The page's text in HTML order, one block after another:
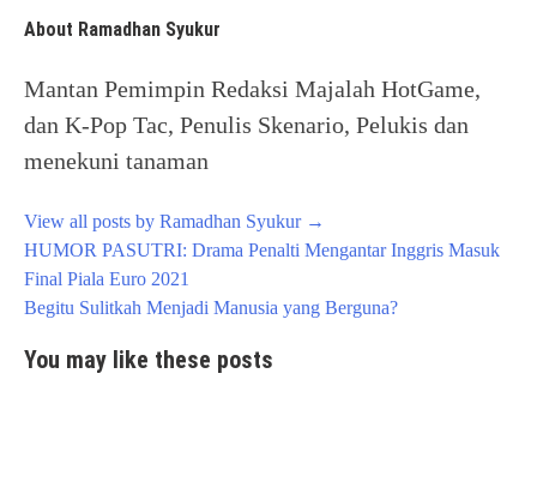
About Ramadhan Syukur
Mantan Pemimpin Redaksi Majalah HotGame,
dan K-Pop Tac, Penulis Skenario, Pelukis dan
menekuni tanaman
View all posts by Ramadhan Syukur →
Post
navigation
HUMOR PASUTRI: Drama Penalti Mengantar Inggris Masuk
Final Piala Euro 2021
Begitu Sulitkah Menjadi Manusia yang Berguna?
You may like these posts